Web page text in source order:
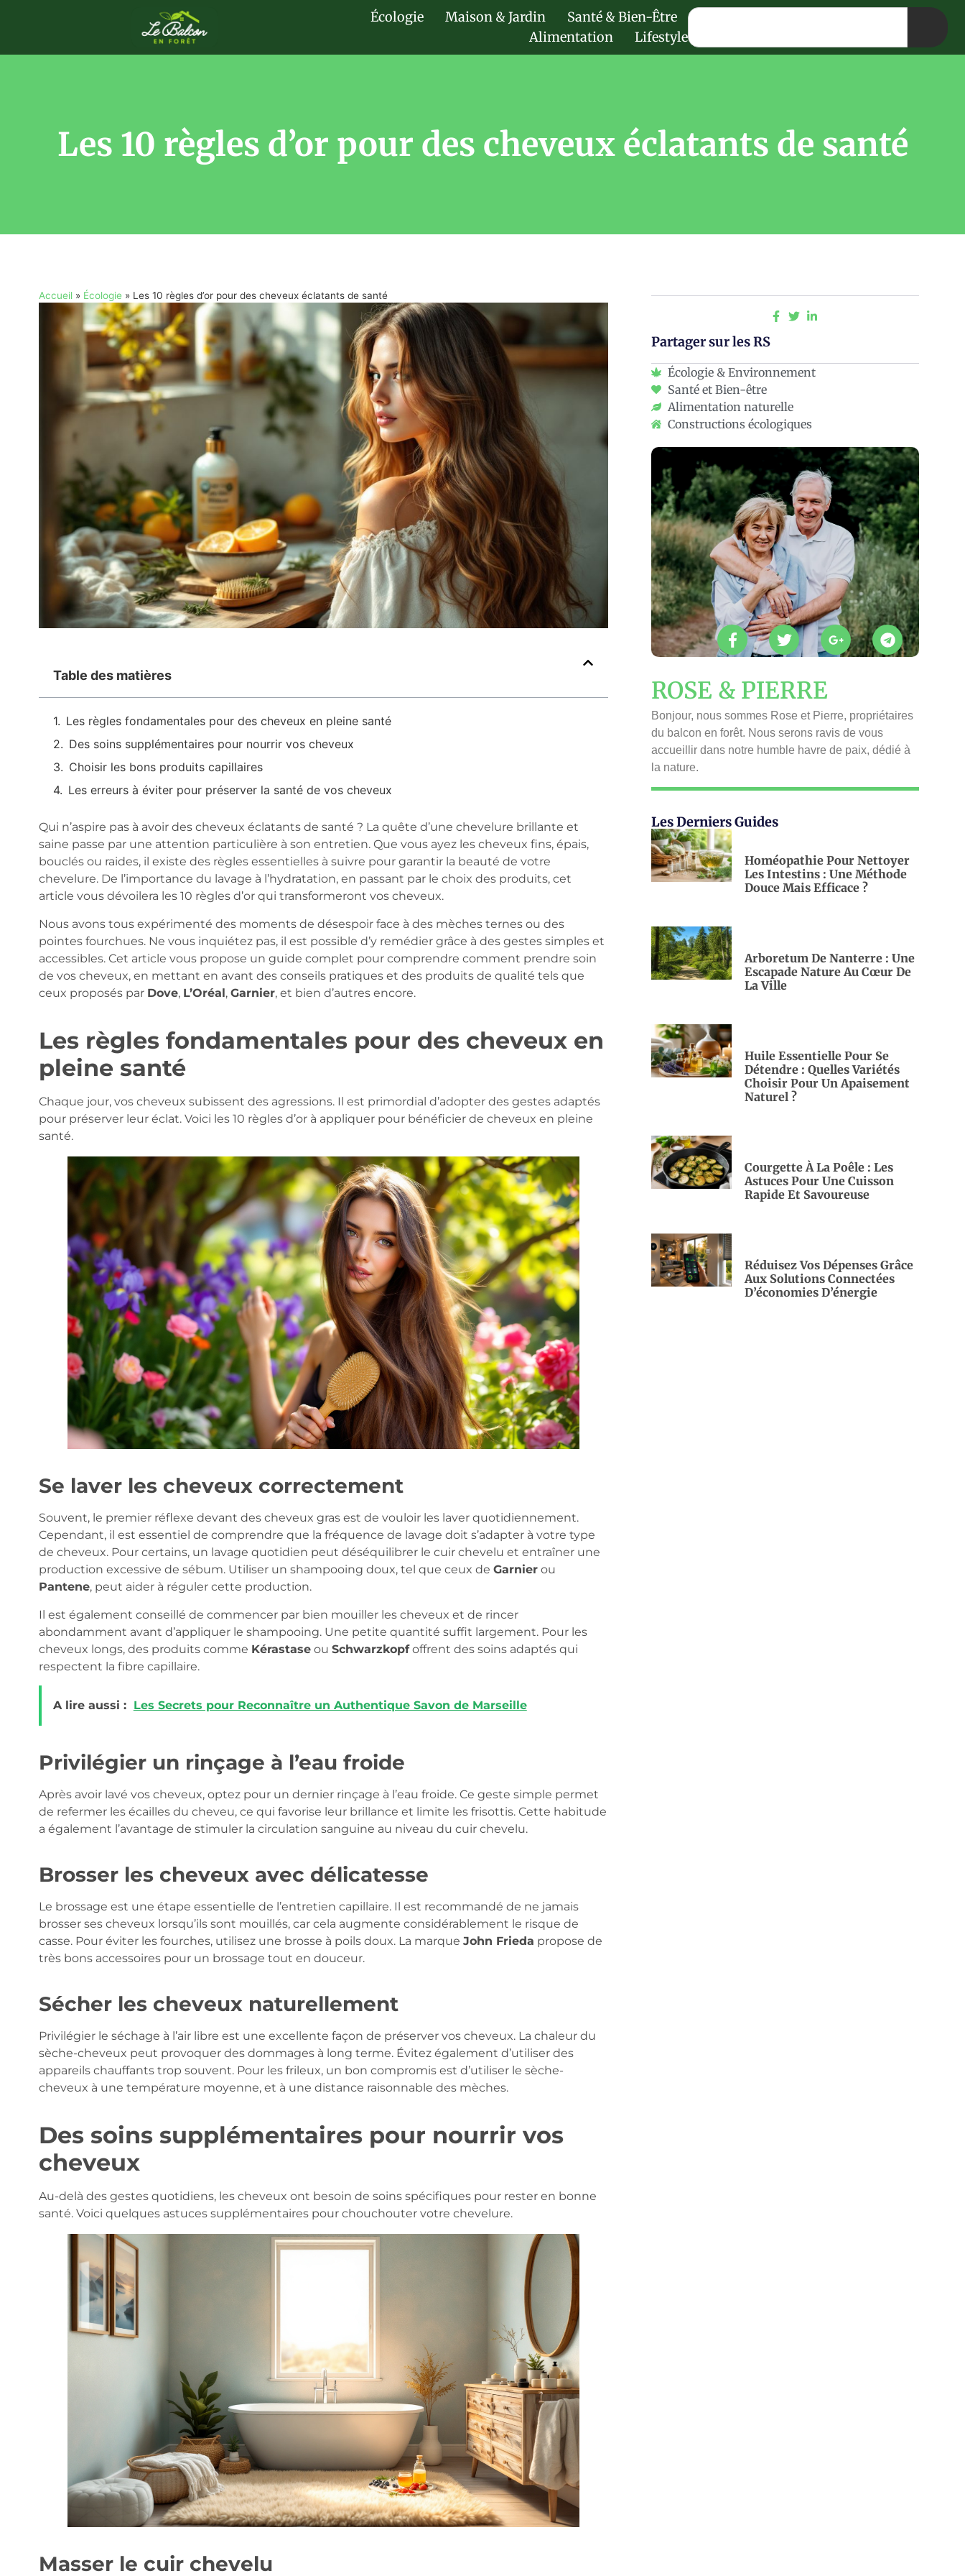
Écologie Maison & Jardin
Santé & Bien-Être
Alimentation
Lifestyle
Les 10 règles d’or pour des cheveux éclatants de santé
Accueil» Écologie » Les 10 règles d’or pour des cheveux éclatants de santé
Table des matières
Les règles fondamentales pour des cheveux en pleine santé
Des soins supplémentaires pour nourrir vos cheveux
Choisir les bons produits capillaires
Les erreurs à éviter pour préserver la santé de vos cheveux
Qui n’aspire pas à avoir des cheveux éclatants de santé ? La quête d’une chevelure brillante et
saine passe par une attention particulière à son entretien. Que vous ayez les cheveux fins, épais,
bouclés ou raides, il existe des règles essentielles à suivre pour garantir la beauté de votre
chevelure. De l’importance du lavage à l’hydratation, en passant par le choix des produits, cet
article vous dévoilera les 10 règles d’or qui transformeront vos cheveux.
Nous avons tous expérimenté des moments de désespoir face à des mèches ternes ou des
pointes fourchues. Ne vous inquiétez pas, il est possible d’y remédier grâce à des gestes simples et
accessibles. Cet article vous propose un guide complet pour comprendre comment prendre soin
de vos cheveux, en mettant en avant des conseils pratiques et des produits de qualité tels que
ceux proposés par Dove, L’Oréal, Garnier, et bien d’autres encore.
Les règles fondamentales pour des cheveux en
pleine santé
Chaque jour, vos cheveux subissent des agressions. Il est primordial d’adopter des gestes adaptés
pour préserver leur éclat. Voici les 10 règles d’or à appliquer pour bénéficier de cheveux en pleine
santé.
Se laver les cheveux correctement
Souvent, le premier réflexe devant des cheveux gras est de vouloir les laver quotidiennement.
Cependant, il est essentiel de comprendre que la fréquence de lavage doit s’adapter à votre type
de cheveux. Pour certains, un lavage quotidien peut déséquilibrer le cuir chevelu et entraîner une
production excessive de sébum. Utiliser un shampooing doux, tel que ceux de Garnierou
Pantene, peut aider à réguler cette production.
Il est également conseillé de commencer par bien mouiller les cheveux et de rincer
abondamment avant d’appliquer le shampooing. Une petite quantité suffit largement. Pour les
cheveux longs, des produits comme Kérastaseou Schwarzkopfoffrent des soins adaptés qui
respectent la fibre capillaire.
A lire aussi : Les Secrets pour Reconnaître un Authentique Savon de Marseille
Privilégier un rinçage à l’eau froide
Après avoir lavé vos cheveux, optez pour un dernier rinçage à l’eau froide. Ce geste simple permet
de refermer les écailles du cheveu, ce qui favorise leur brillance et limite les frisottis. Cette habitude
a également l’avantage de stimuler la circulation sanguine au niveau du cuir chevelu.
Brosser les cheveux avec délicatesse
Le brossage est une étape essentielle de l’entretien capillaire. Il est recommandé de ne jamais
brosser ses cheveux lorsqu’ils sont mouillés, car cela augmente considérablement le risque de
casse. Pour éviter les fourches, utilisez une brosse à poils doux. La marque John Frieda propose de
très bons accessoires pour un brossage tout en douceur.
Sécher les cheveux naturellement
Privilégier le séchage à l’air libre est une excellente façon de préserver vos cheveux. La chaleur du
sèche-cheveux peut provoquer des dommages à long terme. Évitez également d’utiliser des
appareils chauffants trop souvent. Pour les frileux, un bon compromis est d’utiliser le sèche-
cheveux à une température moyenne, et à une distance raisonnable des mèches.
Des soins supplémentaires pour nourrir vos
cheveux
Au-delà des gestes quotidiens, les cheveux ont besoin de soins spécifiques pour rester en bonne
santé. Voici quelques astuces supplémentaires pour chouchouter votre chevelure.
Masser le cuir chevelu
Partager sur les RS
Écologie & Environnement
Santé et Bien-être
Alimentation naturelle
Constructions écologiques
ROSE & PIERRE
Bonjour, nous sommes Rose et Pierre, propriétaires
du balcon en forêt. Nous serons ravis de vous
accueillir dans notre humble havre de paix, dédié à
la nature.
Les Derniers Guides
Homéopathie Pour Nettoyer
Les Intestins : Une Méthode
Douce Mais Efficace ?
Arboretum De Nanterre : Une
Escapade Nature Au Cœur De
La Ville
Huile Essentielle Pour Se
Détendre : Quelles Variétés
Choisir Pour Un Apaisement
Naturel ?
Courgette À La Poêle : Les
Astuces Pour Une Cuisson
Rapide Et Savoureuse
Réduisez Vos Dépenses Grâce
Aux Solutions Connectées
D’économies D’énergie